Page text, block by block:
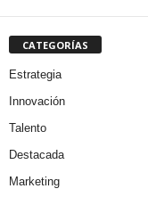
CATEGORÍAS
Estrategia
Innovación
Talento
Destacada
Marketing